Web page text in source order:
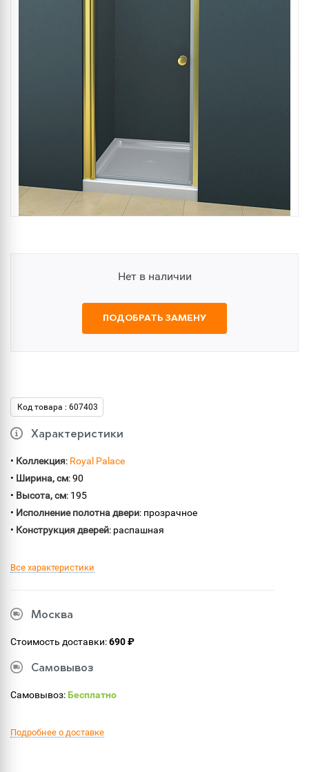
Нет в наличии
ПОДОБРАТЬ ЗАМЕНУ
Код товара : 607403
Характеристики
• Коллекция: Royal Palace
• Ширина, см: 90
• Высота, см: 195
• Исполнение полотна двери: прозрачное
• Конструкция дверей: распашная
Все характеристики
Москва
Стоимость доставки:690 ₽
Самовывоз
Самовывоз:Бесплатно
Подробнее о доставке